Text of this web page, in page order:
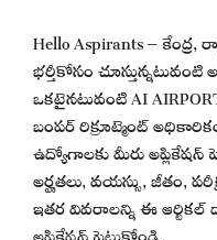
Hello Aspirants – కేంద్ర,
భర్తీకోసం చూస్తున్నటువంటి
ఒకటైనటువంటి AI
బంపర్ రిక్రూట్మెంట్
ఉద్యోగాలకు మీరు
అర్హతలు, వయస్సు, జీతం,
ఇతర వివరాలన్ని ఈ